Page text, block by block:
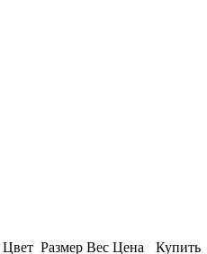
Цвет Размер Вес Цена Купить